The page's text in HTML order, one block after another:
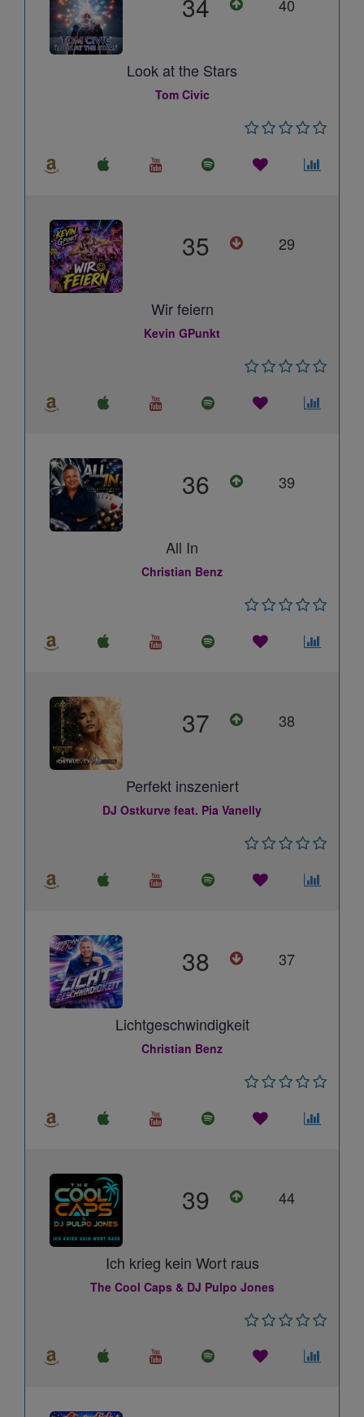
40
Look at the Stars
Tom Civic
35 29
Wir feiern
Kevin GPunkt
36 39
All In
Christian Benz
37 38
Perfekt inszeniert
DJ Ostkurve feat. Pia Vanelly
38 37
Lichtgeschwindigkeit
Christian Benz
39 44
Ich krieg kein Wort raus
The Cool Caps & DJ Pulpo Jones